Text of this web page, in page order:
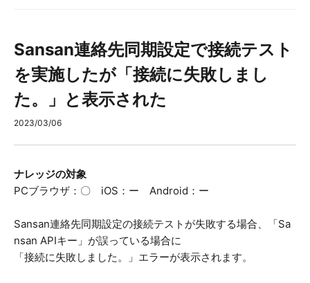
Sansan連絡先同期設定で接続テスト
を実施したが「接続に失敗しまし
た。」と表示された
2023/03/06
ナレッジの対象
PCブラウザ：〇 iOS：ー Android：ー
Sansan連絡先同期設定の接続テストが失敗する場合、「Sa
nsan APIキー」が誤っている場合に
「接続に失敗しました。」エラーが表示されます。